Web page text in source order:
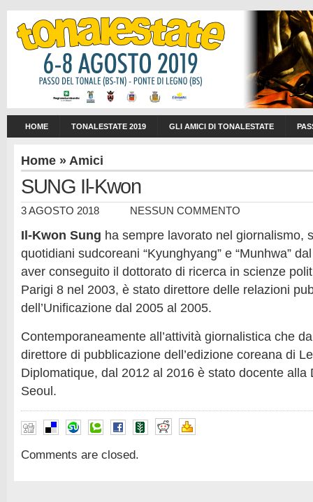
HOME TONALESTATE 2019 GLI AMICI DI TONALESTATE
Home » Amici
SUNG Il-Kwon
3 AGOSTO 2018 NESSUN COMMENTO
Il-Kwon Sung ha sempre lavorato nel giornalismo,
quotidiani sudcoreani “Kyunghyang” e “Munhwa”
aver conseguito il dottorato di ricerca in scienze
Parigi 8 nel 2003, è stato direttore delle relazioni
dell’Unificazione dal 2005 al 2005.
Contemporaneamente all’attività giornalistica che
direttore di pubblicazione dell’edizione coreana di
Diplomatique, dal 2012 al 2016 è stato docente alla
Seoul.
Comments are closed.